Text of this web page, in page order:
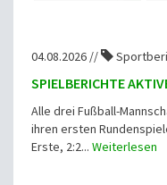
04.08.2026 //
SPIELBERICHTE
Alle drei Fußball-
ihren ersten
Erste, 2:2... Weiterlesen